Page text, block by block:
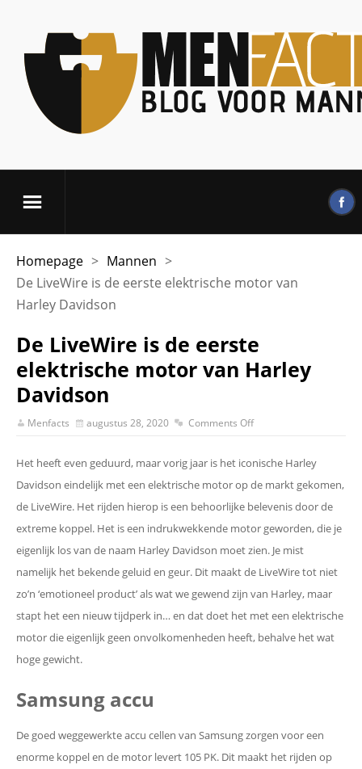
Homepage > Mannen >
De LiveWire is de eerste elektrische motor van
Harley Davidson
De LiveWire is de eerste
elektrische motor van Harley
Davidson
Menfacts augustus 28, 2020 Comments Off
Het heeft even geduurd, maar vorig jaar is het iconische Harley
Davidson eindelijk met een elektrische motor op de markt gekomen,
de LiveWire. Het rijden hierop is een behoorlijke belevenis door de
extreme koppel. Het is een indrukwekkende motor geworden, die je
eigenlijk los van de naam Harley Davidson moet zien. Je mist
namelijk het bekende geluid en geur. Dit maakt de LiveWire tot niet
zo’n ‘emotioneel product’ als wat we gewend zijn van Harley, maar
stapt het een nieuw tijdperk in… en dat doet het met een elektrische
motor die eigenlijk geen onvolkomenheden heeft, behalve het wat
hoge gewicht.
Samsung accu
De goed weggewerkte accu cellen van Samsung zorgen voor een
enorme koppel en de motor levert 105 PK. Dit maakt het rijden op